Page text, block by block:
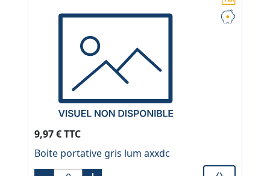
9,97 € TTC
Boite portative gris lum axxdc